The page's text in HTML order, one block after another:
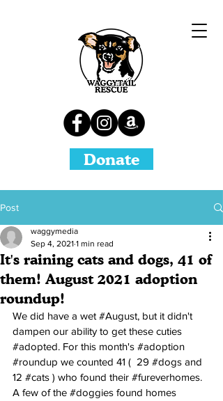
Donate
Post
It's raining cats and dogs, 41 of
them! August 2021 adoption
roundup!
waggymedia
Sep 4, 2021 1 min read
We did have a wet #August, but it didn't
dampen our ability to get these cuties
#adopted. For this month's #adoption
#roundup we counted 41 (  29 #dogs and
12 #cats ) who found their #fureverhomes.
A few of the #doggies found homes